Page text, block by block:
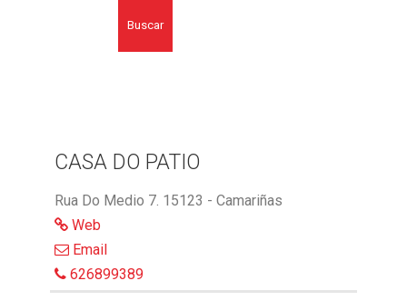
Buscar
CASA DO PATIO
Rua Do Medio 7. 15123 - Camariñas
Web
Email
626899389